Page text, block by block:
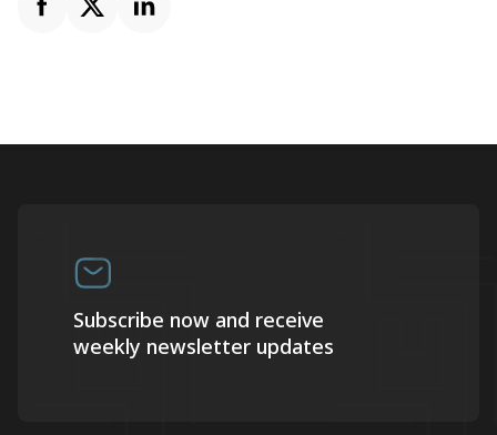
Subscribe now and receive
weekly newsletter updates